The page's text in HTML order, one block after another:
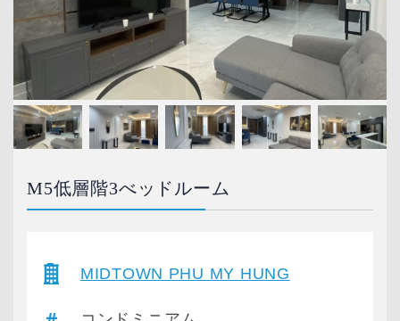
M5低層階3べッドルーム
MIDTOWN PHU MY HUNG